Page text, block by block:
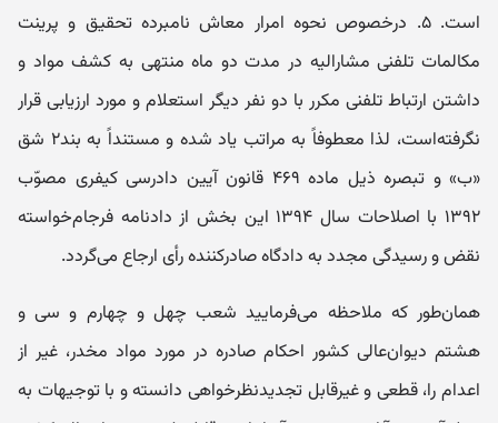
است. ۵. درخصوص نحوه امرار معاش نامبرده تحقیق و پرینت
مکالمات تلفنی مشارالیه در مدت دو ماه منتهی به کشف مواد و
داشتن ارتباط تلفنی مکرر با دو نفر دیگر استعلام و مورد ارزیابی قرار
نگرفته‌است، لذا معطوفاً به ‌مراتب یاد شده و مستنداً به بند۲ شق
«ب» و تبصره ذیل ماده ۴۶۹ قانون آیین ‌دادرسی کیفری مصوّب
۱۳۹۲ با اصلاحات سال ۱۳۹۴ این بخش از دادنامه فرجام‌خواسته
نقض و رسیدگی ‌مجدد به دادگاه صادرکننده رأی ارجاع می‌گردد.
همان‌طور که ملاحظه ‌می‌فرمایید شعب چهل ‌و ‌چهارم و سی‌ و‌
هشتم دیوان‌عالی‌ کشور احکام ‌صادره در مورد مواد ‌مخدر، غیر از
اعدام را، قطعی و غیر‌قابل‌ تجدیدنظر‌خواهی دانسته و با توجیهات به